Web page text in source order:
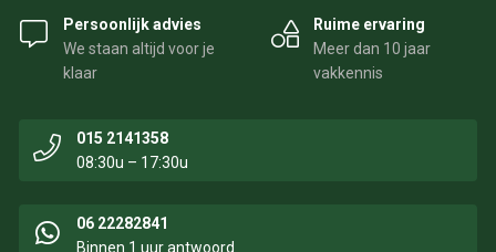
Persoonlijk advies
We staan altijd voor je
klaar
Ruime ervaring
Meer dan 10 jaar
vakkennis
015 2141358
08:30u – 17:30u
06 22282841
Binnen 1 uur antwoord